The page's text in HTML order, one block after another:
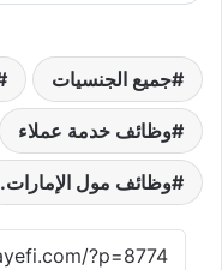
جميع الجنسيات
وظائف خدمة عملاء
وظائف مول الإمارات.